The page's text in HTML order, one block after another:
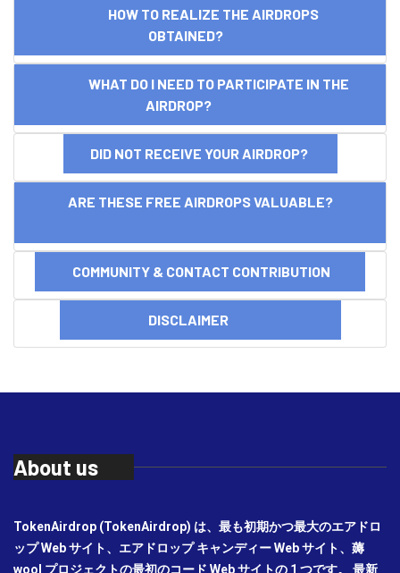
HOW TO REALIZE THE AIRDROPS
OBTAINED?
WHAT DO I NEED TO PARTICIPATE IN THE
AIRDROP?
DID NOT RECEIVE YOUR AIRDROP?
ARE THESE FREE AIRDROPS VALUABLE?
COMMUNITY & CONTACT CONTRIBUTION
DISCLAIMER
About us
TokenAirdrop (TokenAirdrop) は、最も初期かつ最大のエアドロ
ップ Web サイト、エアドロップ キャンディー Web サイト、薅
wool プロジェクトの最初のコード Web サイトの 1 つです。 最新